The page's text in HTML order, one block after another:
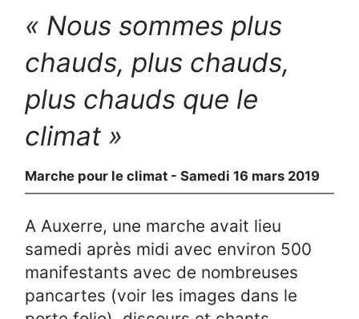
« Nous sommes plus
chauds, plus chauds,
plus chauds que le
climat »
Marche pour le climat - Samedi 16 mars 2019
A Auxerre, une marche avait lieu
samedi après midi avec environ 500
manifestants avec de nombreuses
pancartes (voir les images dans le